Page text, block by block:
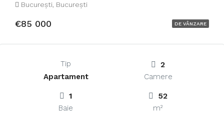
București, București
€85 000 DE VÂNZARE
Tip
Apartament
2
Camere
1
Baie
52
m²